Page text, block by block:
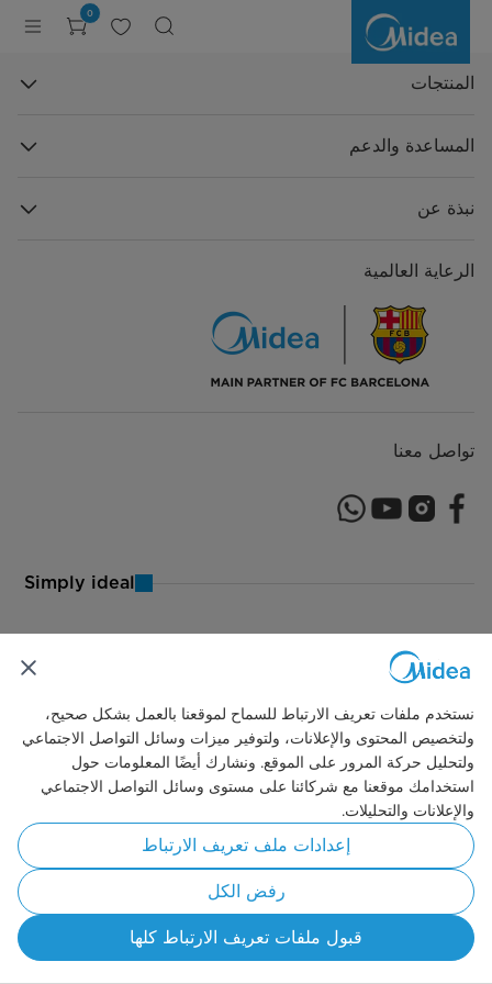
0
المنتجات
المساعدة والدعم
نبذة عن
الرعاية العالمية
تواصل معنا
Simply ideal
سياسة خاصةتعليمات الاستخدام
نستخدم ملفات تعريف الارتباط للسماح لموقعنا بالعمل بشكل صحيح،
ولتخصيص المحتوى والإعلانات، ولتوفير ميزات وسائل التواصل الاجتماعي
ولتحليل حركة المرور على الموقع. ونشارك أيضًا المعلومات حول
استخدامك موقعنا مع شركائنا على مستوى وسائل التواصل الاجتماعي
والإعلانات والتحليلات.
إعدادات ملف تعريف الارتباط
رفض الكل
قبول ملفات تعريف الارتباط كلها